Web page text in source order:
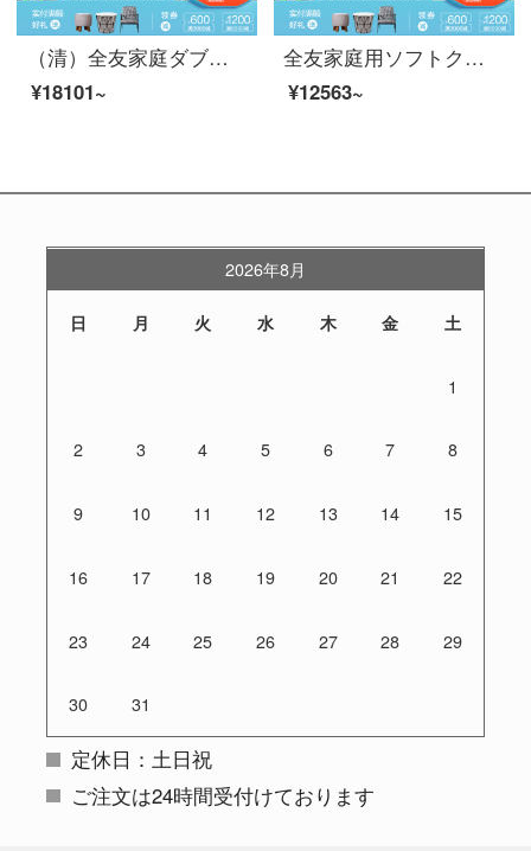
（清）全友家庭ダブルベッドフレームベッド韓国風田園寝室家具セット1.5メートルベッド1.8メートルベッド78801ベッド+ベッドヘッドセット*2 1800*2000
¥18101~
全友家庭用ソフトクッションフレームダブルベッド北欧ベッドルーム家具棚ベッド123811 1.8ベッド+ベッドヘッド棚*1
¥12563~
2026年8月
日 月 火 水 木 金 土
1
2 3 4 5 6 7 8
9 10 11 12 13 14 15
16 17 18 19 20 21 22
23 24 25 26 27 28 29
30 31
定休日：土日祝
ご注文は24時間受付けております